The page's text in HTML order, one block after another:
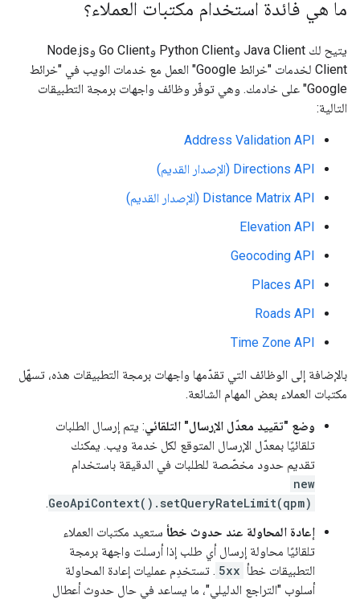
ما هي فائدة استخدام مكتبات العملاء؟
يتيح لك Java Client وPython Client وGo Client وNode.js
Client لخدمات "خرائط Google" العمل مع خدمات الويب في "خرائط
Google" على خادمك. وهي توفّر وظائف واجهات برمجة التطبيقات
التالية:
Address Validation API
Directions API (الإصدار القديم)
Distance Matrix API (الإصدار القديم)
Elevation API
Geocoding API
Places API
Roads API
Time Zone API
بالإضافة إلى الوظائف التي تقدّمها واجهات برمجة التطبيقات هذه، تسهّل
مكتبات العملاء بعض المهام الشائعة.
وضع "تقييد معدّل الإرسال" التلقائي: يتم إرسال الطلبات
تلقائيًا بمعدّل الإرسال المتوقع لكل خدمة ويب. يمكنك
تقديم حدود مخصّصة للطلبات في الدقيقة باستخدام
new
GeoApiContext().setQueryRateLimit(qpm)
.
إعادة المحاولة عند حدوث خطأ ستعيد مكتبات العملاء
تلقائيًا محاولة إرسال أي طلب إذا أرسلت واجهة برمجة
التطبيقات خطأ 5xx . تستخدِم عمليات إعادة المحاولة
أسلوب "التراجع الدليلي"، ما يساعد في حال حدوث أعطال